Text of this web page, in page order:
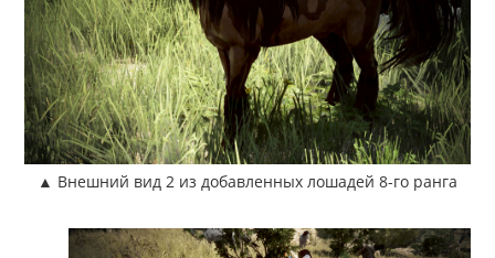
▲ Внешний вид 2 из добавленных лошадей 8-го ранга